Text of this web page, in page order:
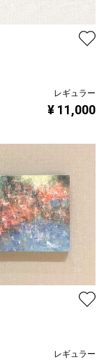
レギュラー
¥ 11,000
レギュラー